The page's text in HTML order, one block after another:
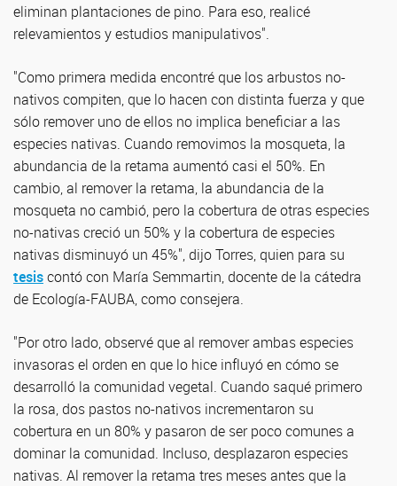
eliminan plantaciones de pino. Para eso, realicé
relevamientos y estudios manipulativos".
"Como primera medida encontré que los arbustos no-
nativos compiten, que lo hacen con distinta fuerza y que
sólo remover uno de ellos no implica beneficiar a las
especies nativas. Cuando removimos la mosqueta, la
abundancia de la retama aumentó casi el 50%. En
cambio, al remover la retama, la abundancia de la
mosqueta no cambió, pero la cobertura de otras especies
no-nativas creció un 50% y la cobertura de especies
nativas disminuyó un 45%", dijo Torres, quien para su
tesiscontó con María Semmartin, docente de la cátedra
de Ecología-FAUBA, como consejera.
"Por otro lado, observé que al remover ambas especies
invasoras el orden en que lo hice influyó en cómo se
desarrolló la comunidad vegetal. Cuando saqué primero
la rosa, dos pastos no-nativos incrementaron su
cobertura en un 80% y pasaron de ser poco comunes a
dominar la comunidad. Incluso, desplazaron especies
nativas. Al remover la retama tres meses antes que la